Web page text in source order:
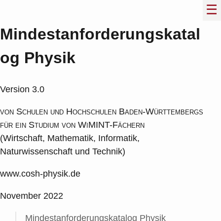
Mindestanforderungskatal
og Physik
Version 3.0
von Schulen und Hochschulen Baden-Württembergs
für ein Studium von WiMINT-Fächern
(Wirtschaft, Mathematik, Informatik,
Naturwissenschaft und Technik)
www.cosh-physik.de
November 2022
Mindestanforderungskatalog Physik